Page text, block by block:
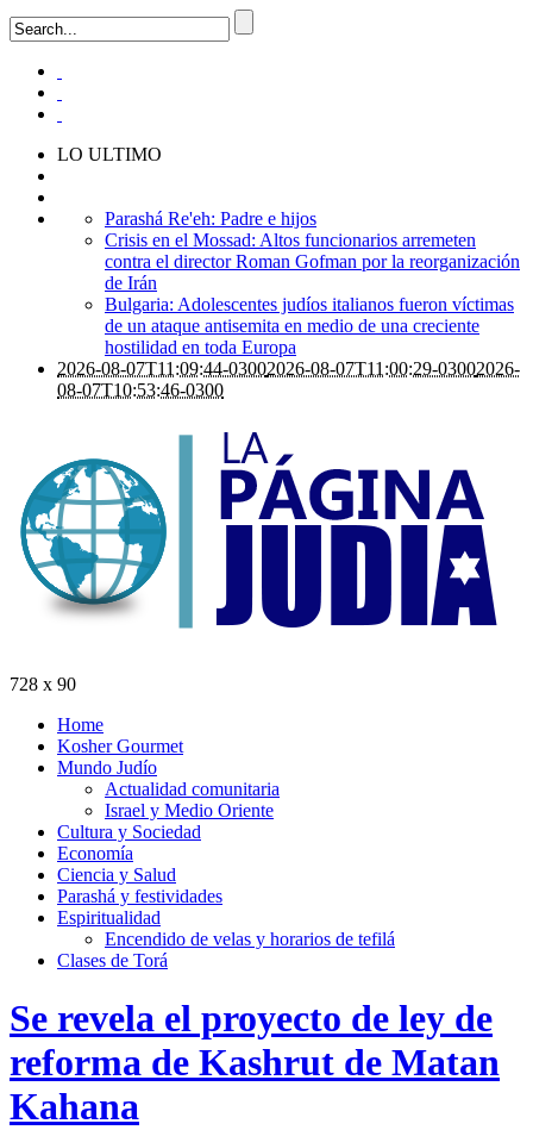
LO ULTIMO
Parashá Re'eh: Padre e hijos
Crisis en el Mossad: Altos funcionarios arremeten
contra el director Roman Gofman por la reorganización
de Irán
Bulgaria: Adolescentes judíos italianos fueron víctimas
de un ataque antisemita en medio de una creciente
hostilidad en toda Europa
2026-08-07T11:09:44-03002026-08-07T11:00:29-03002026-
08-07T10:53:46-0300
728 x 90
Home
Kosher Gourmet
Mundo Judío
Actualidad comunitaria
Israel y Medio Oriente
Cultura y Sociedad
Economía
Ciencia y Salud
Parashá y festividades
Espiritualidad
Encendido de velas y horarios de tefilá
Clases de Torá
Se revela el proyecto de ley de
reforma de Kashrut de Matan
Kahana